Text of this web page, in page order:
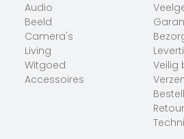
Audio
Beeld
Camera's
Living
Witgoed
Accessoires
Veilig